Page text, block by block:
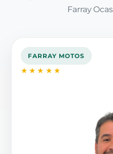
Farray
FARRAY MOTOS
★★★★★